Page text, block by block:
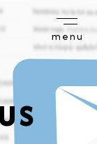
menu